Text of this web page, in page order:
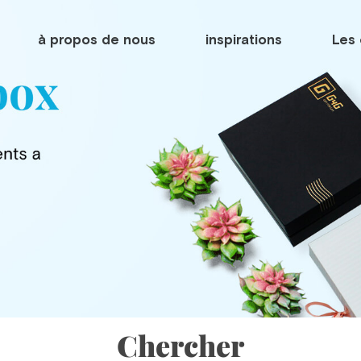
à propos de nous inspirations Les
Chercher